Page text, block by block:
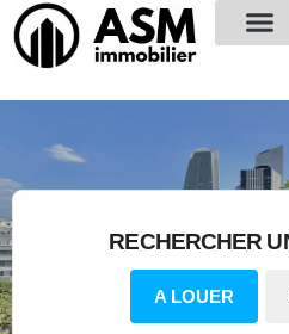
principal
RECHERCHER
A LOUER